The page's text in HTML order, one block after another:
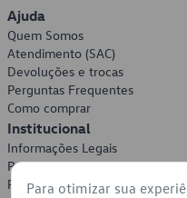
Ajuda
Quem Somos
Atendimento (SAC)
Devoluções e trocas
Perguntas Frequentes
Como comprar
Institucional
Informações Legais
Política de Privacidade
Política de Cookies
Para otimizar sua